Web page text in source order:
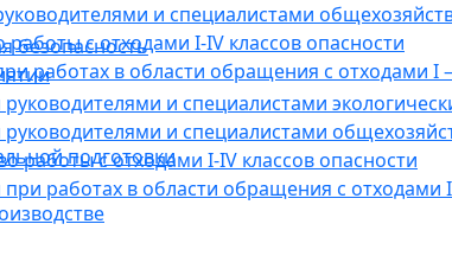
и специалистами
с отходами I-IV классов опасности
работах в области обращения с отходами I
подготовки
безопасность
и специалистами
и специалистами
работы с отходами I-IV классов опасности
работах в области обращения с отходами